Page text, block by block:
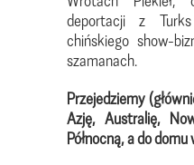
deportacji z
chińskiego show-
szamanach.
Przejedziemy
Azję, Australię,
Północną, a do